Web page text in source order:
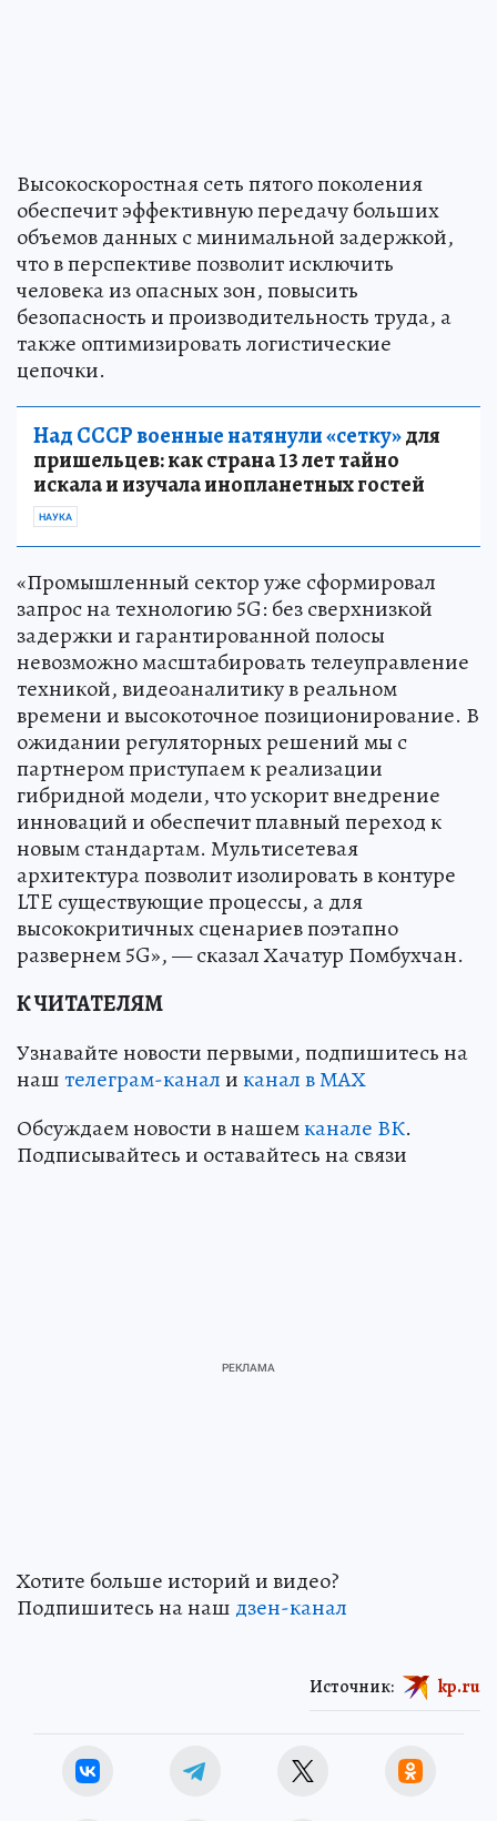
Высокоскоростная сеть пятого поколения
обеспечит эффективную передачу больших
объемов данных с минимальной задержкой,
что в перспективе позволит исключить
человека из опасных зон, повысить
безопасность и производительность труда, а
также оптимизировать логистические
цепочки.
Над СССР военные натянули «сетку»для
пришельцев: как страна 13 лет тайно
искала и изучала инопланетных гостей
НАУКА
«Промышленный сектор уже сформировал
запрос на технологию 5G: без сверхнизкой
задержки и гарантированной полосы
невозможно масштабировать телеуправление
техникой, видеоаналитику в реальном
времени и высокоточное позиционирование. В
ожидании регуляторных решений мы с
партнером приступаем к реализации
гибридной модели, что ускорит внедрение
инноваций и обеспечит плавный переход к
новым стандартам. Мультисетевая
архитектура позволит изолировать в контуре
LTE существующие процессы, а для
высококритичных сценариев поэтапно
развернем 5G», — сказал Хачатур Помбухчан.
К ЧИТАТЕЛЯМ
Узнавайте новости первыми, подпишитесь на
наштелеграм-каналиканал в МАХ
Обсуждаем новости в нашемканале ВК.
Подписывайтесь и оставайтесь на связи
Хотите больше историй и видео?
Подпишитесь на наш дзен-канал
Источник: kp.ru